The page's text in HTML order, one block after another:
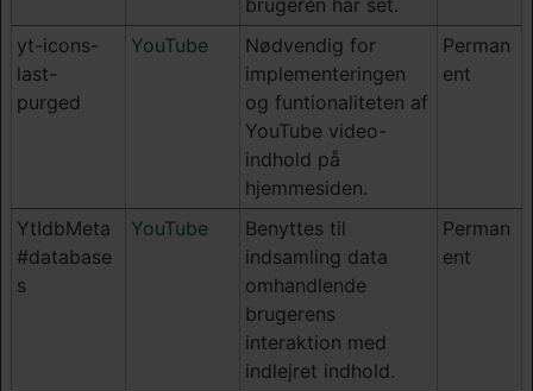
yt-icons-
last-
purged
YouTube
Nødvendig for
implementeringen
og funtionaliteten af
YouTube video-
indhold på
hjemmesiden.
Perman
ent
YtIdbMeta
#database
s
YouTube
Benyttes til
indsamling data
omhandlende
brugerens
interaktion med
indlejret indhold.
Perman
ent